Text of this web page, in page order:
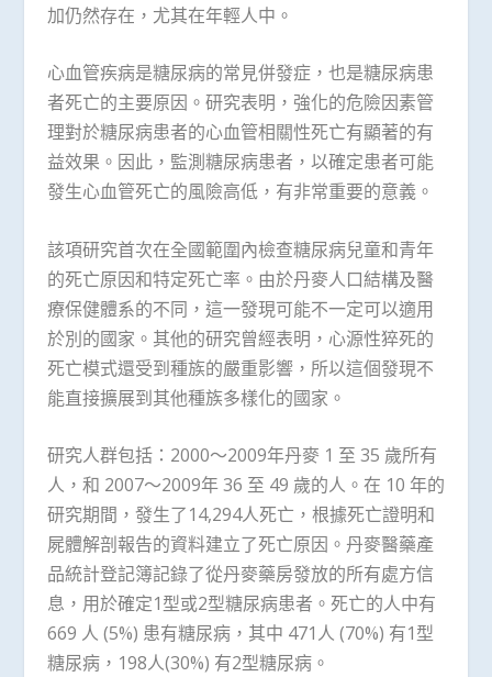
加仍然存在，尤其在年輕人中。
心血管疾病是糖尿病的常見併發症，也是糖尿病患
者死亡的主要原因。研究表明，強化的危險因素管
理對於糖尿病患者的心血管相關性死亡有顯著的有
益效果。因此，監測糖尿病患者，以確定患者可能
發生心血管死亡的風險高低，有非常重要的意義。
該項研究首次在全國範圍內檢查糖尿病兒童和青年
的死亡原因和特定死亡率。由於丹麥人口結構及醫
療保健體系的不同，這一發現可能不一定可以適用
於別的國家。其他的研究曾經表明，心源性猝死的
死亡模式還受到種族的嚴重影響，所以這個發現不
能直接擴展到其他種族多樣化的國家。
研究人群包括：2000～2009年丹麥 1 至 35 歲所有
人，和 2007～2009年 36 至 49 歲的人。在 10 年的
研究期間，發生了14,294人死亡，根據死亡證明和
屍體解剖報告的資料建立了死亡原因。丹麥醫藥產
品統計登記簿記錄了從丹麥藥房發放的所有處方信
息，用於確定1型或2型糖尿病患者。死亡的人中有
669 人 (5%) 患有糖尿病，其中 471人 (70%) 有1型
糖尿病，198人(30%) 有2型糖尿病。